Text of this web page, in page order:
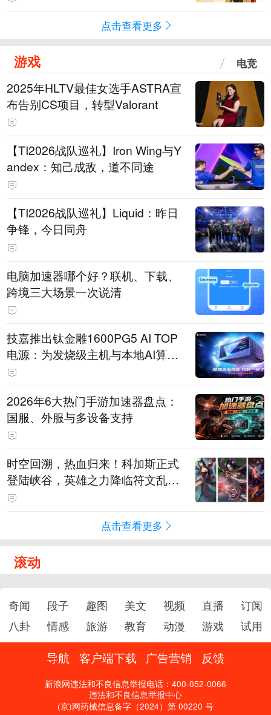
点击查看更多
游戏 电竞
2025年HLTV最佳女选手ASTRA宣
布告别CS项目，转型Valorant
【TI2026战队巡礼】Iron Wing与Y
andex：知己成敌，道不同途
【TI2026战队巡礼】Liquid：昨日
争锋，今日同舟
电脑加速器哪个好？联机、下载、
跨境三大场景一次说清
技嘉推出钛金雕1600PG5 AI TOP
电源：为发烧级主机与本地AI算力
打造旗舰供电方案
2026年6大热门手游加速器盘点：
国服、外服与多设备支持
时空回溯，热血归来！科加斯正式
登陆峡谷，英雄之力降临符文乱
斗！
点击查看更多
滚动
奇闻 段子 趣图 美文 视频 直播
订阅
八卦
情感 旅游 教育 动漫 游戏 试用
导航 客户端下载 广告营销 反馈
新浪网违法和不良信息举报电话：400-052-0066
违法和不良信息举报中心
(京)网药械信息备字（2024）第 00220 号